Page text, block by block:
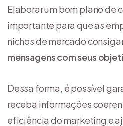
Elaborar um bom plano de
importante para que as
nichos de mercado
mensagens com seus
Dessa forma, é possível
receba informações
eficiência do marketing e